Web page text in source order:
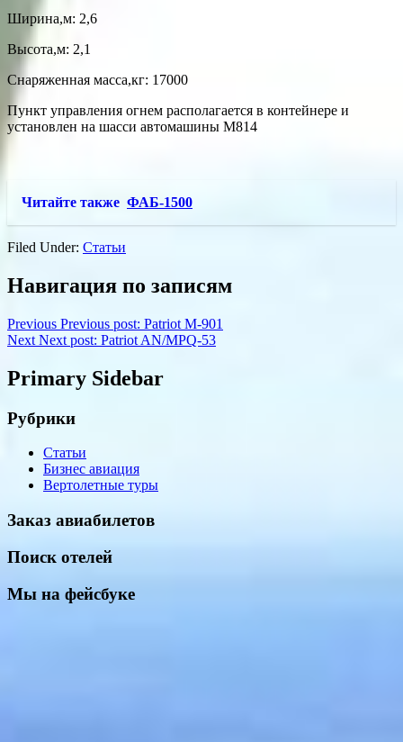
Ширина,м: 2,6
Высота,м: 2,1
Снаряженная масса,кг: 17000
Пункт управления огнем располагается в контейнере и
установлен на шасси автомашины М814
Читайте также ФАБ-1500
Filed Under: Статьи
Навигация по записям
Previous Previous post: Patriot M-901
Next Next post: Patriot AN/MPQ-53
Primary Sidebar
Рубрики
Статьи
Бизнес авиация
Вертолетные туры
Заказ авиабилетов
Поиск отелей
Мы на фейсбуке